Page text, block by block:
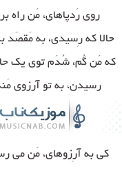
روی رَدپاهای، مَن راه
حالا که رِسیدی، به مَقصَد
که مَن گُم، شُدَم توی یک
رسیدن، به تو آرزوی
کی به آرِزوهای، مَن می